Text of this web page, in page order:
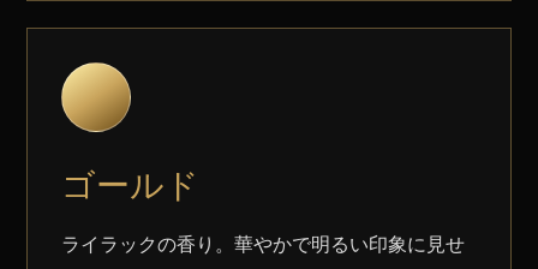
ゴールド
ライラックの香り。華やかで明るい印象に見せ